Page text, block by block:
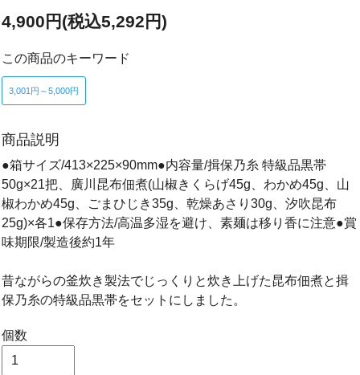
4,900円(税込5,292円)
この商品のキーワード
3,001円～5,000円
商品説明
●箱サイズ/413×225×90mm●内容量/揖保乃糸 特級品黒帯
50g×21把、廣川昆布佃煮(山椒きくらげ45g、わかめ45g、山
椒わかめ45g、ごまひじき35g、乾燥あさり30g、汐吹昆布
25g)×各1●保存方法/高温多湿を避け、素麺は移り香に注意●賞
味期限/製造後約1年
昔ながらの釜炊き製法でじっくりと炊き上げた昆布佃煮と揖
保乃糸の特級品黒帯をセットにしました。
個数